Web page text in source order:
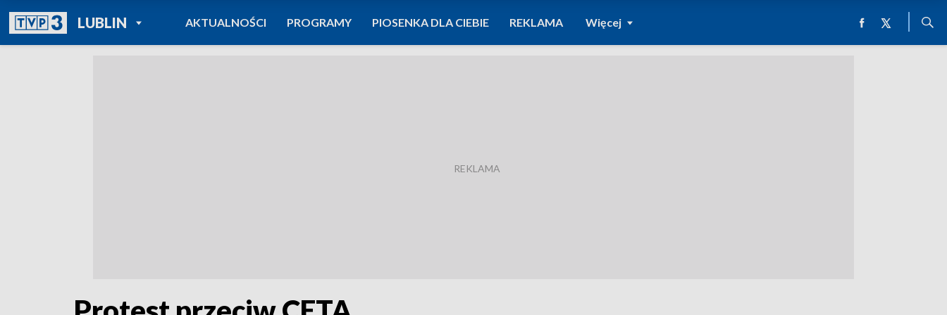
LUBLINPOWRÓT DO
TVP REGIONY
AKTUALNOŚCI PROGRAMY PIOSENKA DLA CIEBIE REKLAMA Więcej